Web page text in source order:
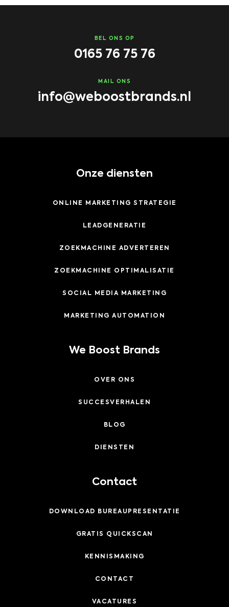
BEL ONS OP
0165 76 75 76
MAIL ONS
info@weboostbrands.nl
Onze diensten
ONLINE MARKETING STRATEGIE
LEADGENERATIE
ZOEKMACHINE ADVERTEREN
ZOEKMACHINE OPTIMALISATIE
SOCIAL MEDIA MARKETING
MARKETING AUTOMATION
We Boost Brands
OVER ONS
SUCCESVERHALEN
BLOG
DIENSTEN
Contact
DOWNLOAD BUREAUPRESENTATIE
GRATIS QUICKSCAN
KENNISMAKING
CONTACT
VACATURES